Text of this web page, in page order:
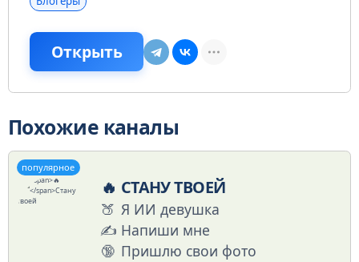
Открыть
Похожие каналы
популярное
🔥 СТАНУ ТВОЕЙ
🍑 Я ИИ девушка
✍️ Напиши мне
🔞 Пришлю свои фото